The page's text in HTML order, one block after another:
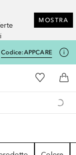
MOSTRA
Codice:APPCARE
Douglas HomeAlla Mia
Al